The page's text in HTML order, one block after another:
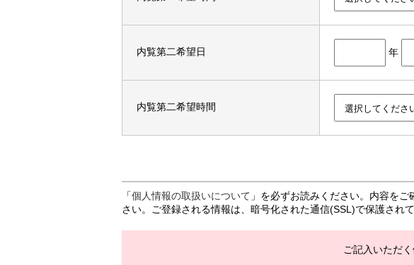
内覧第二希望日 年
内覧第二希望時間
「個人情報の取扱いについて 」を必ずお読みください。内容を
さい。ご登録される情報は、暗号化された通信(SSL)で保護されて
ご記入いただ